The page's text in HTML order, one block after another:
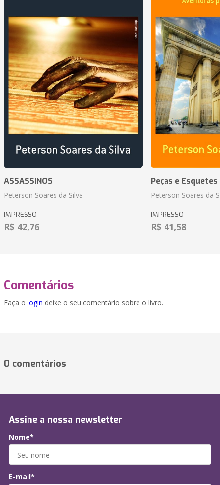
ASSASSINOS
Peterson Soares da Silva
IMPRESSO
R$ 42,76
Peças e
Peterson Soares da
IMPRESSO
R$ 41,58
Comentários
Faça o login deixe o seu comentário sobre o livro.
0 comentários
Assine a nossa newsletter
Nome*
E-mail*